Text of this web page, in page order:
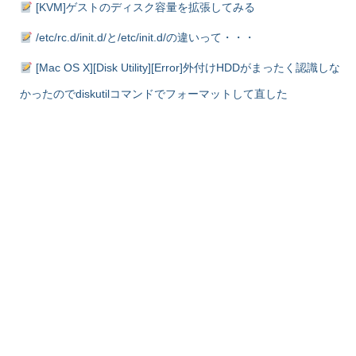
[KVM]ゲストのディスク容量を拡張してみる
/etc/rc.d/init.d/と/etc/init.d/の違いって・・・
[Mac OS X][Disk Utility][Error]外付けHDDがまったく認識しな
かったのでdiskutilコマンドでフォーマットして直した